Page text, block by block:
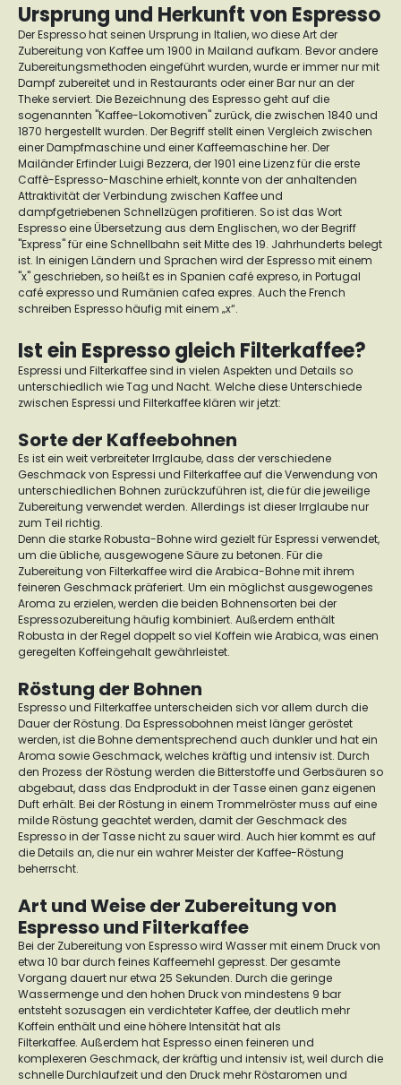
Ursprung und Herkunft von Espresso
Der Espresso hat seinen Ursprung in Italien, wo diese Art der
Zubereitung von Kaffee um 1900 in Mailand aufkam. Bevor andere
Zubereitungsmethoden eingeführt wurden, wurde er immer nur mit
Dampf zubereitet und in Restaurants oder einer Bar nur an der
Theke serviert. Die Bezeichnung des Espresso geht auf die
sogenannten "Kaffee-Lokomotiven" zurück, die zwischen 1840 und
1870 hergestellt wurden. Der Begriff stellt einen Vergleich zwischen
einer Dampfmaschine und einer Kaffeemaschine her. Der
Mailänder Erfinder Luigi Bezzera, der 1901 eine Lizenz für die erste
Caffè-Espresso-Maschine erhielt, konnte von der anhaltenden
Attraktivität der Verbindung zwischen Kaffee und
dampfgetriebenen Schnellzügen profitieren. So ist das Wort
Espresso eine Übersetzung aus dem Englischen, wo der Begriff
"Express" für eine Schnellbahn seit Mitte des 19. Jahrhunderts belegt
ist. In einigen Ländern und Sprachen wird der Espresso mit einem
"x" geschrieben, so heißt es in Spanien café expreso, in Portugal
café expressound Rumänien cafea expres. Auch the French
schreiben Espresso häufig mit einem „x“.
Ist ein Espresso gleich Filterkaffee?
Espressi und Filterkaffee sind in vielen Aspekten und Details so
unterschiedlich wie Tag und Nacht. Welche diese Unterschiede
zwischen Espressi und Filterkaffee klären wir jetzt:
Sorte der Kaffeebohnen
Es ist ein weit verbreiteter Irrglaube, dass der verschiedene
Geschmack von Espressi und Filterkaffee auf die Verwendung von
unterschiedlichen Bohnen zurückzuführen ist, die für die jeweilige
Zubereitung verwendet werden. Allerdings ist dieser Irrglaube nur
zum Teil richtig.
Denn die starke Robusta-Bohne wird gezielt für Espressi verwendet,
um die übliche, ausgewogene Säure zu betonen. Für die
Zubereitung von Filterkaffee wird die Arabica-Bohne mit ihrem
feineren Geschmack präferiert. Um ein möglichst ausgewogenes
Aroma zu erzielen, werden die beiden Bohnensorten bei der
Espressozubereitung häufig kombiniert. Außerdem enthält
Robusta in der Regel doppelt so viel Koffein wie Arabica, was einen
geregelten Koffeingehalt gewährleistet.
Röstung der Bohnen
Espresso und Filterkaffee unterscheiden sich vor allem durch die
Dauer der Röstung. Da Espressobohnen meist länger geröstet
werden, ist die Bohne dementsprechend auch dunkler und hat ein
Aroma sowie Geschmack, welches kräftig und intensiv ist. Durch
den Prozess der Röstung werden die Bitterstoffe und Gerbsäuren so
abgebaut, dass das Endprodukt in der Tasse einen ganz eigenen
Duft erhält. Bei der Röstung in einem Trommelröster muss auf eine
milde Röstung geachtet werden, damit der Geschmack des
Espresso in der Tasse nicht zu sauer wird. Auch hier kommt es auf
die Details an, die nur ein wahrer Meister der Kaffee-Röstung
beherrscht.
Art und Weise der Zubereitung von
Espresso und Filterkaffee
Bei der Zubereitung von Espresso wird Wasser mit einem Druck von
etwa 10 bar durch feines Kaffeemehl gepresst. Der gesamte
Vorgang dauert nur etwa 25 Sekunden. Durch die geringe
Wassermenge und den hohen Druck von mindestens 9 bar
entsteht sozusagen ein verdichteter Kaffee, der deutlich mehr
Koffein enthält und eine höhere Intensität hat als
Filterkaffee. Außerdem hat Espresso einen feineren und
komplexeren Geschmack, der kräftig und intensiv ist, weil durch die
schnelle Durchlaufzeit und den Druck mehr Röstaromen und